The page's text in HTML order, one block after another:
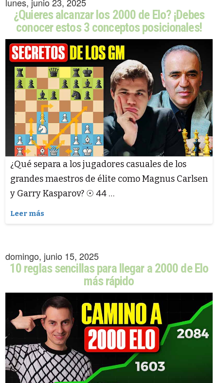
¿Quieres alcanzar los 2000 de Elo? ¡Debes
conocer estos 3 conceptos posicionales!
¿Qué separa a los jugadores casuales de los
grandes maestros de élite como Magnus Carlsen
y Garry Kasparov? ☉ 44 …
Leer más
domingo, junio 15, 2025
10 reglas sencillas para llegar a 2000 de Elo
más rápido